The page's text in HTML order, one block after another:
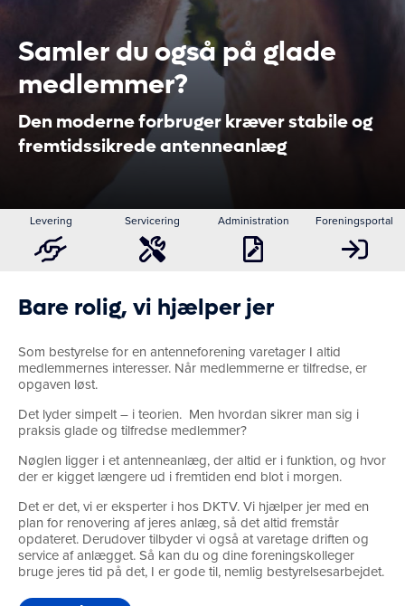
Samler du også på glade
medlemmer?
Den moderne forbruger kræver stabile og
fremtidssikrede antenneanlæg
Levering Servicering Administration Foreningsportal
Bare rolig, vi hjælper jer
Som bestyrelse for en antenneforening varetager I altid
medlemmernes interesser. Når medlemmerne er tilfredse, er
opgaven løst.
Det lyder simpelt – i teorien. Men hvordan sikrer man sig i
praksis glade og tilfredse medlemmer?
Nøglen ligger i et antenneanlæg, der altid er i funktion, og hvor
der er kigget længere ud i fremtiden end blot i morgen.
Det er det, vi er eksperter i hos DKTV. Vi hjælper jer med en
plan for renovering af jeres anlæg, så det altid fremstår
opdateret. Derudover tilbyder vi også at varetage driften og
service af anlægget. Så kan du og dine foreningskolleger
bruge jeres tid på det, I er gode til, nemlig bestyrelsesarbejdet.